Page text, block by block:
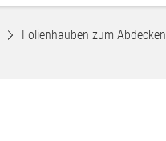
Folienhauben zum Abdecken